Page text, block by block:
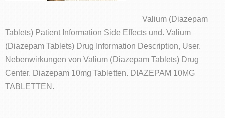
Valium (Diazepam
Tablets) Patient Information Side Effects und. Valium
(Diazepam Tablets) Drug Information Description, User.
Nebenwirkungen von Valium (Diazepam Tablets) Drug
Center. Diazepam 10mg Tabletten. DIAZEPAM 10MG
TABLETTEN.